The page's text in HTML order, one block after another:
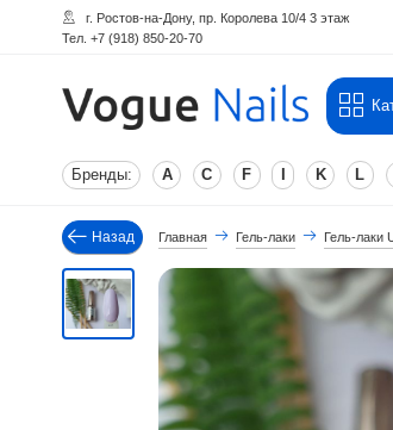
г. Ростов-на-Дону, пр. Королева 10/4 3 этаж
Тел. +7 (918) 850-20-70
Бренды: A C F K L
Назад Главная Гель-лаки Гель-лаки